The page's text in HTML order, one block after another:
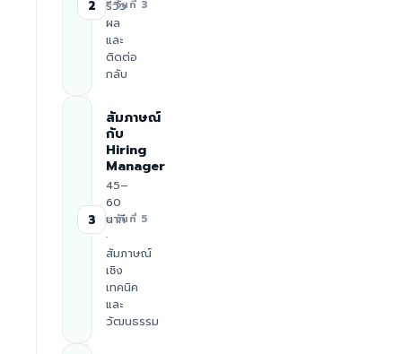
2
รีวิว
ผล
และ
ติดต่อ
กลับ
≈ วันที่ 3
3
สัมภาษณ์
กับ
Hiring
Manager
45–
60
นาที
·
สัมภาษณ์
เชิง
เทคนิค
และ
วัฒนธรรม
≈ วันที่ 5